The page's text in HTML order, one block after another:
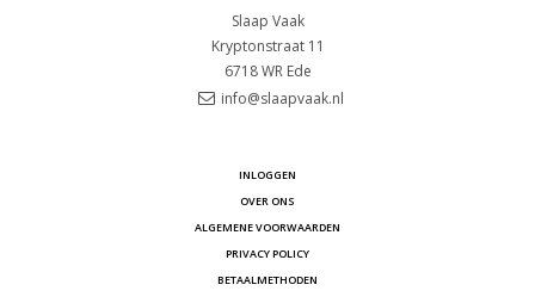
Slaap Vaak
Kryptonstraat 11
6718 WR Ede
info@slaapvaak.nl
INLOGGEN
OVER ONS
ALGEMENE VOORWAARDEN
PRIVACY POLICY
BETAALMETHODEN